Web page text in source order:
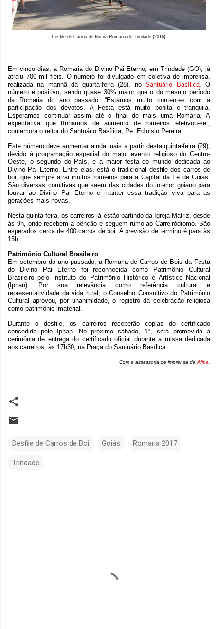
Desfile de Carros de Boi na Romaria de Trindade (2016).
Em cinco dias, a Romaria do Divino Pai Eterno, em Trindade (GO), já
atraiu 700 mil fiéis. O número foi divulgado em coletiva de imprensa,
realizada na manhã da quarta-feira (28), noSantuário Basílica. O
número é positivo, sendo quase 30% maior que o do mesmo período
da Romaria do ano passado. “Estamos muito contentes com a
participação dos devotos. A Festa está muito bonita e tranquila.
Esperamos continuar assim até o final de mais uma Romaria. A
expectativa que tínhamos de aumento de romeiros efetivou-se”,
comemora o reitor do Santuário Basílica, Pe. Edinisio Pereira.
Este número deve aumentar ainda mais a partir desta quinta-feira (29),
devido à programação especial do maior evento religioso do Centro-
Oeste, o segundo do País, e a maior festa do mundo dedicada ao
Divino Pai Eterno. Entre elas, está o tradicional desfile dos carros de
boi, que sempre atrai muitos romeiros para a Capital da Fé de Goiás.
São diversas comitivas que saem das cidades do interior goiano para
louvar ao Divino Pai Eterno e manter essa tradição viva para as
gerações mais novas.
Nesta quinta-feira, os carreiros já estão partindo da Igreja Matriz, desde
às 9h, onde recebem a bênção e seguem rumo ao Carreiródromo. São
esperados cerca de 400 carros de boi. A previsão de término é para às
15h.
Patrimônio Cultural Brasileiro
Em setembro do ano passado, a Romaria de Carros de Bois da Festa
do Divino Pai Eterno foi reconhecida como Patrimônio Cultural
Brasileiro pelo Instituto do Patrimônio Histórico e Artístico Nacional
(Iphan). Por sua relevância como referência cultural e
representatividade da vida rural, o Conselho Consultivo do Patrimônio
Cultural aprovou, por unanimidade, o registro da celebração religiosa
como patrimônio imaterial.
Durante o desfile, os carreiros receberão cópias do certificado
concedido pelo Iphan. No próximo sábado, 1º, será promovida a
cerimônia de entrega do certificado oficial durante a missa dedicada
aos carreiros, às 17h30, na Praça do Santuário Basílica.
Com a assessoria de imprensa daAfipe.
Desfile de Carros de Boi Goiás Romaria 2017
Trindade